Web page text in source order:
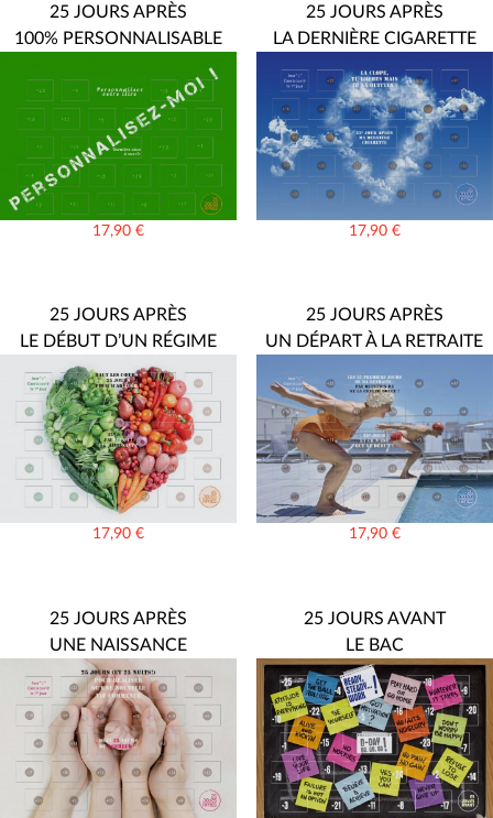
25 JOURS APRÈS
100% PERSONNALISABLE
17,90€
25 JOURS APRÈS
LA DERNIÈRE CIGARETTE
17,90 €
25 JOURS APRÈS
LE DÉBUT D’UN RÉGIME
17,90€
25 JOURS APRÈS
UN DÉPART À LA RETRAITE
17,90 €
25 JOURS APRÈS
UNE NAISSANCE
25 JOURS AVANT
LE BAC